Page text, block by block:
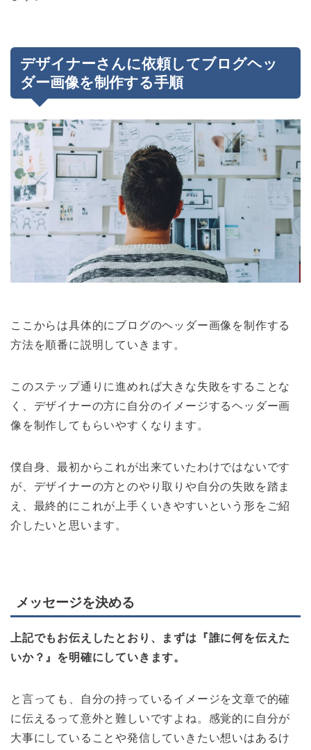
デザイナーさんに依頼してブログヘッ
ダー画像を制作する手順
ここからは具体的にブログのヘッダー画像を制作する
方法を順番に説明していきます。
このステップ通りに進めれば大きな失敗をすることな
く、デザイナーの方に自分のイメージするヘッダー画
像を制作してもらいやすくなります。
僕自身、最初からこれが出来ていたわけではないです
が、デザイナーの方とのやり取りや自分の失敗を踏ま
え、最終的にこれが上手くいきやすいという形をご紹
介したいと思います。
メッセージを決める
上記でもお伝えしたとおり、まずは『誰に何を伝えた
いか？』を明確にしていきます。
と言っても、自分の持っているイメージを文章で的確
に伝えるって意外と難しいですよね。感覚的に自分が
大事にしていることや発信していきたい想いはあるけ